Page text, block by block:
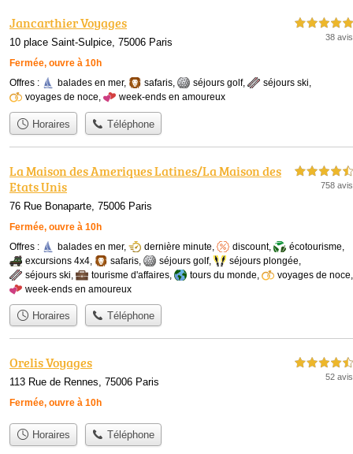
Jancarthier Voyages
10 place Saint-Sulpice, 75006 Paris
Fermée, ouvre à 10h
5,0 étoiles sur 5
38 avis
Offres : balades en mer, safaris, séjours golf, séjours ski,
voyages de noce, week-ends en amoureux
Horaires Téléphone
La Maison des Ameriques Latines/La Maison des
Etats Unis
76 Rue Bonaparte, 75006 Paris
Fermée, ouvre à 10h
4,5 étoiles sur 5
758 avis
Offres : balades en mer, dernière minute discount, écotourisme
excursions 4x4
safaris séjours golf, séjours plongée
séjours ski
tourisme d'affaires tours du monde voyages de noce
week-ends en amoureux
Horaires Téléphone
Orelis Voyages
113 Rue de Rennes, 75006 Paris
Fermée, ouvre à 10h
4,5 étoiles sur 5
52 avis
Horaires Téléphone